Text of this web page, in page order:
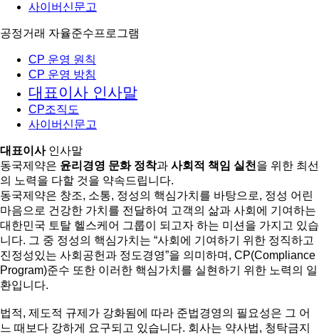
사이버신문고
공정거래 자율준수프로그램
CP 운영 원칙
CP 운영 방침
대표이사 인사말
CP조직도
사이버신문고
대표이사인사말
동국제약은 윤리경영 문화 정착과 사회적 책임 실천 을 위한 최선
의 노력을 다할 것을 약속드립니다.
동국제약은 창조, 소통, 정성의 핵심가치를 바탕으로, 정성 어린
마음으로 건강한 가치를 전달하여 고객의 삶과 사회에 기여하는
대한민국 토탈 헬스케어 그룹이 되고자 하는 미션을 가지고 있습
니다. 그 중 정성의 핵심가치는 “사회에 기여하기 위한 정직하고
진정성있는 사회공헌과 정도경영”을 의미하며, CP(Compliance
Program)준수 또한 이러한 핵심가치를 실현하기 위한 노력의 일
환입니다.
법적, 제도적 규제가 강화됨에 따라 준법경영의 필요성은 그 어
느 때보다 강하게 요구되고 있습니다. 회사는 약사법, 청탁금지